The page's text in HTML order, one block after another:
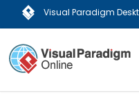
Visual Paradigm